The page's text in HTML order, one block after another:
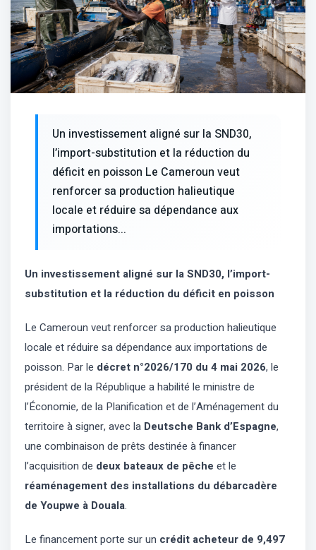
Un investissement aligné sur la SND30,
l’import-substitution et la réduction du
déficit en poisson Le Cameroun veut
renforcer sa production halieutique
locale et réduire sa dépendance aux
importations...
Un investissement aligné sur la SND30, l’import-
substitution et la réduction du déficit en poisson
Le Cameroun veut renforcer sa production halieutique
locale et réduire sa dépendance aux importations de
poisson. Par le décret n°2026/170 du 4 mai 2026, le
président de la République a habilité le ministre de
l’Économie, de la Planification et de l’Aménagement du
territoire à signer, avec la Deutsche Bank d’Espagne,
une combinaison de prêts destinée à financer
l’acquisition de deux bateaux de pêche et le
réaménagement des installations du débarcadère
de Youpwe à Douala.
Le financement porte sur un crédit acheteur de 9,497